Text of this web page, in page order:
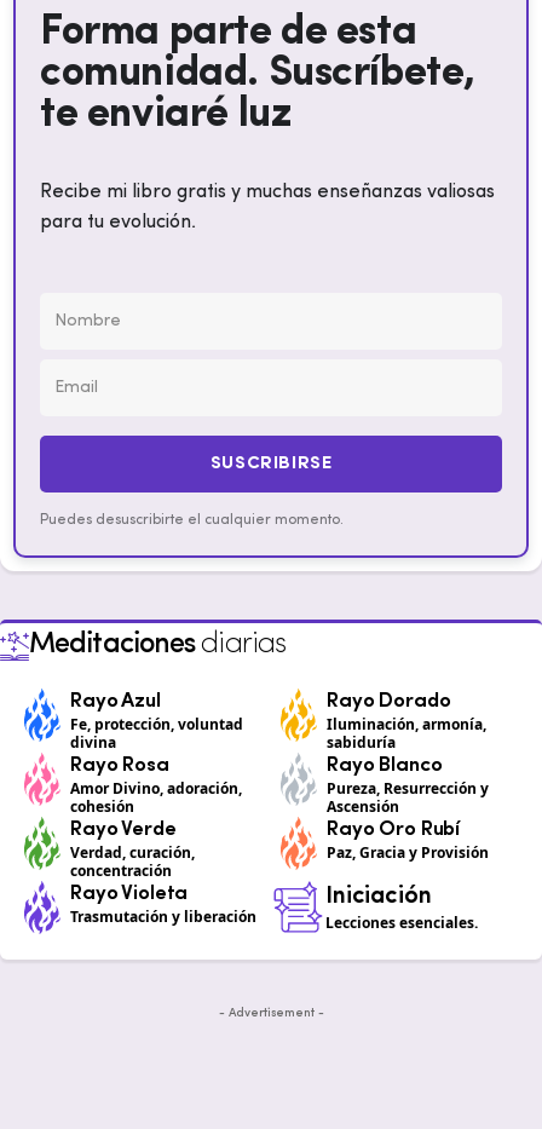
Forma parte de esta
comunidad. Suscríbete,
te enviaré luz
Recibe mi libro gratis y muchas enseñanzas valiosas
para tu evolución.
SUSCRIBIRSE
Puedes desuscribirte el cualquier momento.
Meditacionesdiarias
Rayo Azul
Fe, protección, voluntad
divina
Rayo Dorado
Iluminación, armonía,
sabiduría
Rayo Rosa
Amor Divino, adoración,
cohesión
Rayo Blanco
Pureza, Resurrección y
Ascensión
Rayo Verde
Verdad, curación,
concentración
Rayo Oro Rubí
Paz, Gracia y Provisión
Rayo Violeta
Trasmutación y liberación
Iniciación
Lecciones esenciales.
- Advertisement -